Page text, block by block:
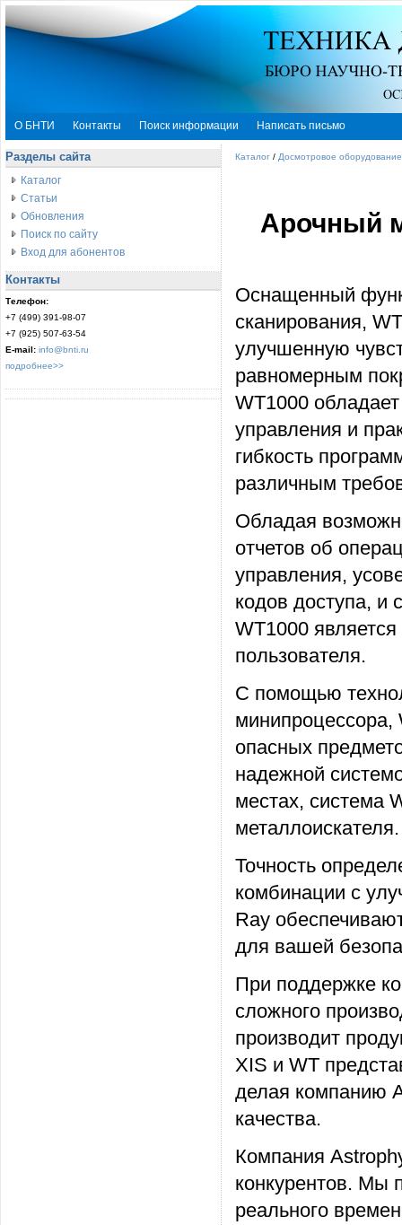
О БНТИ Контакты Поиск информации Написать письмо
Разделы сайта
Каталог
Статьи
Обновления
Поиск по сайту
Вход для абонентов
Контакты
Телефон:
+7 (499) 391-98-07
+7 (925) 507-63-54
E-mail: info@bnti.ru
подробнее>>
Каталог / Досмотровое оборудование
Арочный
Оснащенный
сканирования,
улучшенную
равномерным
WT1000
управления и
гибкость
различным
Обладая
отчетов об
управления,
кодов доступа, и
WT1000
пользователя.
С помощью
минипроцессора,
опасных
надежной
местах, система
металлоискателя.
Точность
комбинации с
Ray
для вашей
При поддержке
сложного
производит
XIS и WT
делая компанию
качества.
Компания
конкурентов. Мы
реального